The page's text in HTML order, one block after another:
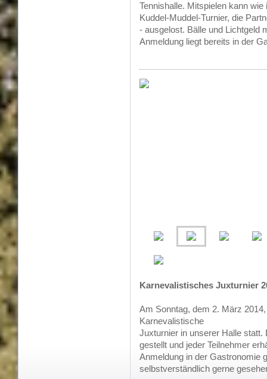
Tennishalle. Mitspielen kann
Kuddel-Muddel-Turnier, die
- ausgelost. Bälle und Lichtgeld
Anmeldung liegt bereits in der
Karnevalistisches Juxturnier
Am Sonntag, dem 2. März
Karnevalistische
Juxturnier in unserer Halle statt.
gestellt und jeder Teilnehmer
Anmeldung in der Gastronomie
selbstverständlich gerne